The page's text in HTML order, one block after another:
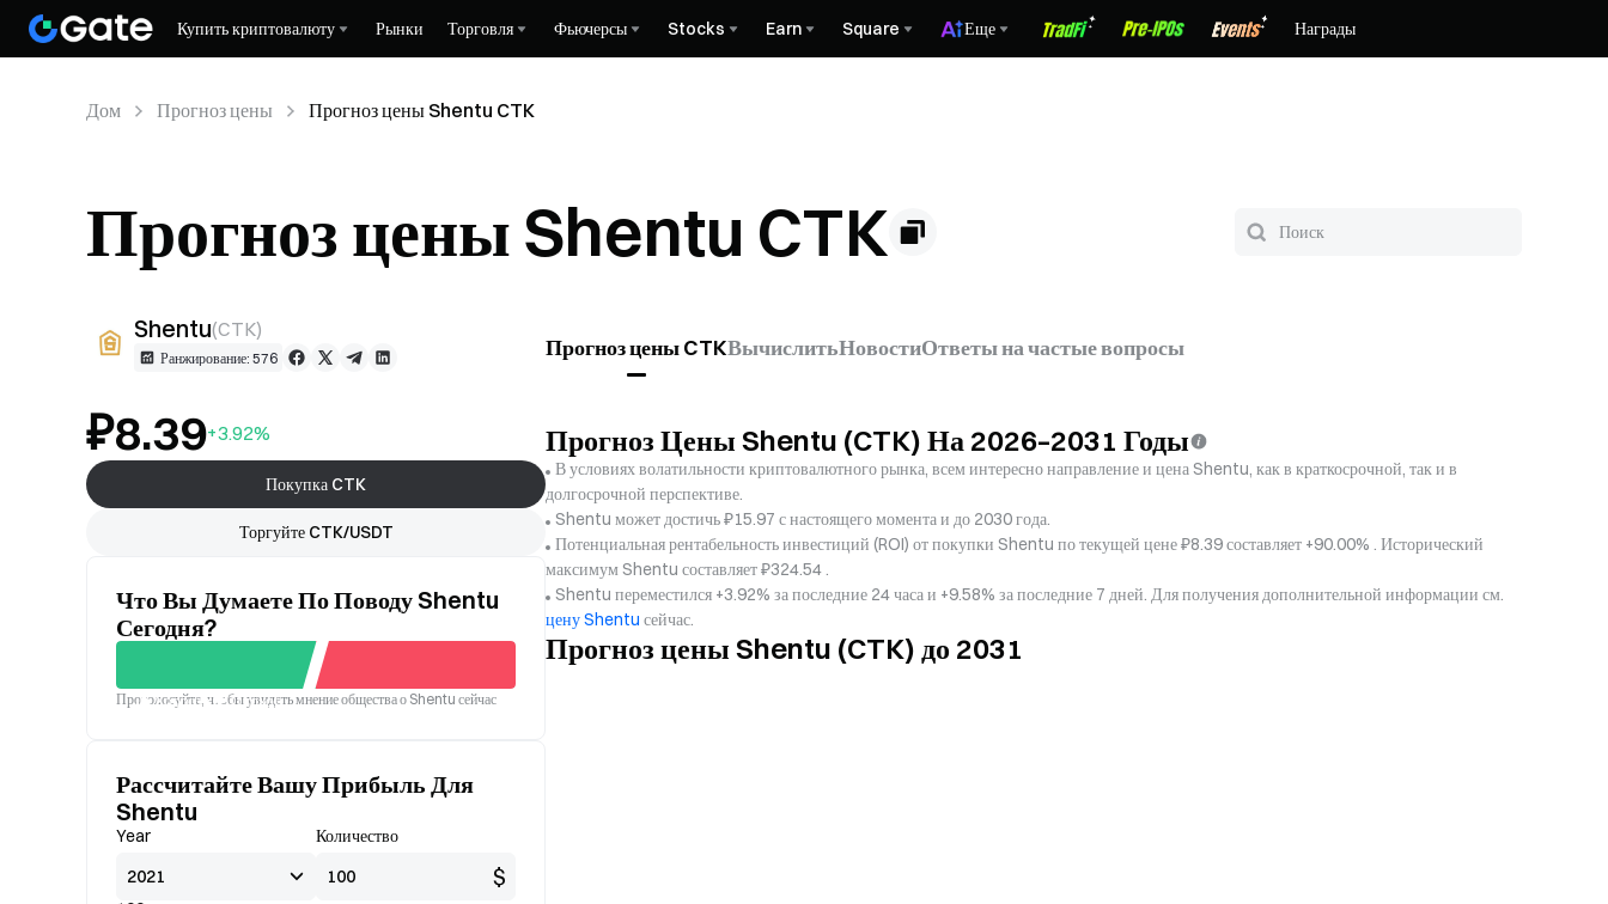
Купить криптовалюту Рынки Торговля Фьючерсы Stocks Earn Square Еще Награды
Дом Прогноз цены Прогноз цены Shentu CTK
Прогноз цены Shentu CTK
Shentu(CTK)
Ранжирование: 576 Прогноз цены CTKВычислитьНовостиОтветы на частые вопросы
₽8.39+3.92%
Покупка CTK
Торгуйте CTK/USDT
Что Вы Думаете По Поводу Shentu
Сегодня?
Хорошо Плохой
Проголосуйте, чтобы увидеть мнение общества о Shentu сейчас
Рассчитайте Вашу Прибыль Для
Shentu
Year Количество
$
Прогноз Цены Shentu (CTK) На 2026–2031 Годы
В условиях волатильности криптовалютного рынка, всем интересно направление и цена Shentu, как в краткосрочной, так и в
долгосрочной перспективе.
Shentu может достичь ₽15.97 с настоящего момента и до 2030 года.
Потенциальная рентабельность инвестиций (ROI) от покупки Shentu по текущей цене ₽8.39 составляет +90.00% . Исторический
максимум Shentu составляет ₽324.54 .
Shentu переместился +3.92% за последние 24 часа и +9.58% за последние 7 дней. Для получения дополнительной информации см.
цену Shentu сейчас.
Прогноз цены Shentu (CTK) до 2031